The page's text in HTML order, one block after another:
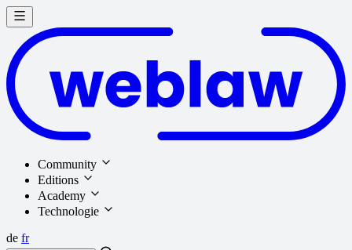
Community
Editions
Academy
Technologie
de fr